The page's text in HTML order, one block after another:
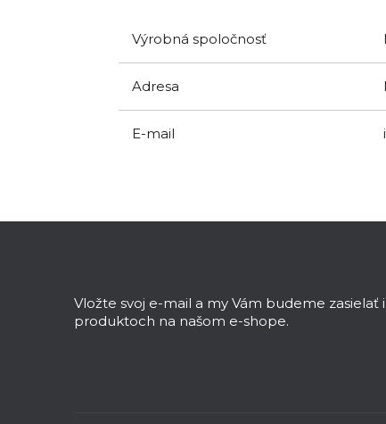
Výrobná spoločnosť
Adresa
E-mail
Vložte svoj e-mail a my Vám budeme zasielať
produktoch na našom e-shope.